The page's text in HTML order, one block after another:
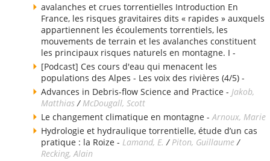
avalanches et crues torrentielles Introduction En
France, les risques gravitaires dits « rapides » auxquels
appartiennent les écoulements torrentiels, les
mouvements de terrain et les avalanches constituent
les principaux risques naturels en montagne. I -
[Podcast] Ces cours d'eau qui menacent les
populations des Alpes - Les voix des rivières (4/5) -
Advances in Debris-flow Science and Practice - Jakob,
Matthias/McDougall, Scott
Le changement climatique en montagne -Arnoux, Marie
Hydrologie et hydraulique torrentielle, étude d’un cas
pratique : la Roize - Lamand, E. / Piton, Guillaume/
Recking, Alain